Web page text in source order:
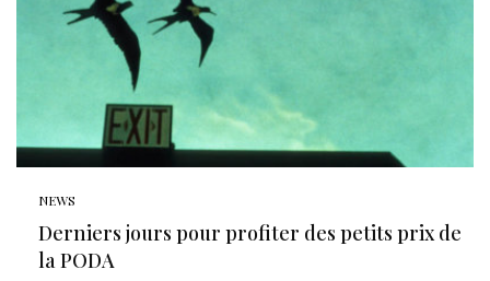
NEWS
Derniers jours pour profiter des petits prix de
la PODA